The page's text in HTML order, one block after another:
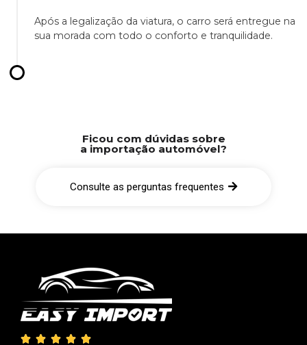
Após a legalização da viatura, o carro será entregue na
sua morada com todo o conforto e tranquilidade.
Ficou com dúvidas sobre
a importação automóvel?
Consulte as perguntas frequentes
    